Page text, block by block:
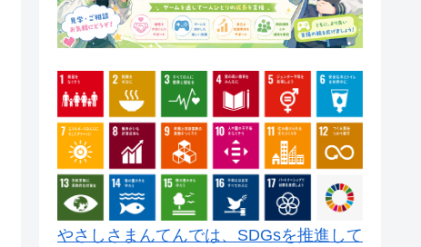
やさしさまんてんでは、SDGsを推進して